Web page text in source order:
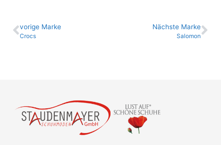
vo­ri­ge Marke
Crocs
Nächste Marke
Salomon